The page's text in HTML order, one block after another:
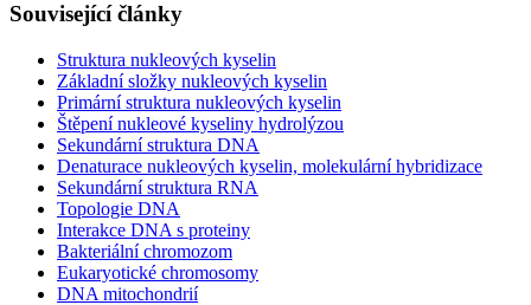
Související články
Struktura nukleových kyselin
Základní složky nukleových kyselin
Primární struktura nukleových kyselin
Štěpení nukleové kyseliny hydrolýzou
Sekundární struktura DNA
Denaturace nukleových kyselin, molekulární hybridizace
Sekundární struktura RNA
Topologie DNA
Interakce DNA s proteiny
Bakteriální chromozom
Eukaryotické chromosomy
DNA mitochondrií